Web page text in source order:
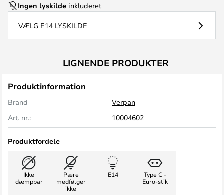
Ingen lyskilde inkluderet
VÆLG E14 LYSKILDE
LIGNENDE PRODUKTER
Produktinformation
Brand
Verpan
Art. nr.:
10004602
Produktfordele
Ikke
dæmpbar
Pære
medfølger
ikke
E14
Type C -
Euro-stik